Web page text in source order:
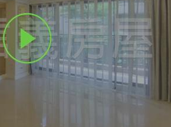
E
濱江國中
F 內湖基湖路口
G 仁寶大樓
仁寶大樓